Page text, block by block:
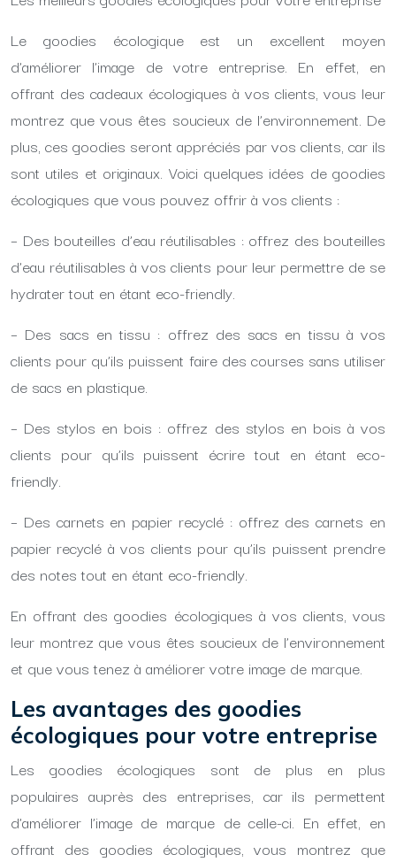
Le goodies écologique est un excellent moyen
d’améliorer l’image de votre entreprise. En effet, en
offrant des cadeaux écologiques à vos clients, vous leur
montrez que vous êtes soucieux de l’environnement. De
plus, ces goodies seront appréciés par vos clients, car ils
sont utiles et originaux. Voici quelques idées de goodies
écologiques que vous pouvez offrir à vos clients :
– Des bouteilles d’eau réutilisables : offrez des bouteilles
d’eau réutilisables à vos clients pour leur permettre de se
hydrater tout en étant eco-friendly.
– Des sacs en tissu : offrez des sacs en tissu à vos
clients pour qu’ils puissent faire des courses sans utiliser
de sacs en plastique.
– Des stylos en bois : offrez des stylos en bois à vos
clients pour qu’ils puissent écrire tout en étant eco-
friendly.
– Des carnets en papier recyclé : offrez des carnets en
papier recyclé à vos clients pour qu’ils puissent prendre
des notes tout en étant eco-friendly.
En offrant des goodies écologiques à vos clients, vous
leur montrez que vous êtes soucieux de l’environnement
et que vous tenez à améliorer votre image de marque.
Les avantages des goodies
écologiques pour votre entreprise
Les goodies écologiques sont de plus en plus
populaires auprès des entreprises, car ils permettent
d’améliorer l’image de marque de celle-ci. En effet, en
offrant des goodies écologiques, vous montrez que